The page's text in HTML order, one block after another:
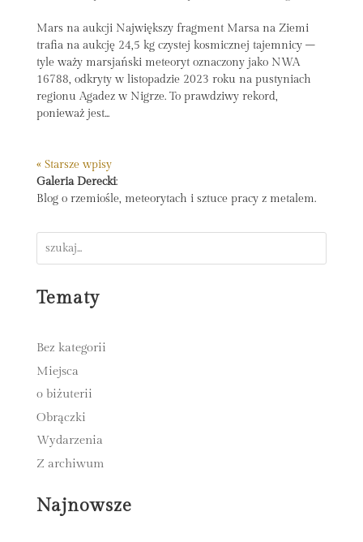
Mars na aukcji Największy fragment Marsa na Ziemi
trafia na aukcję 24,5 kg czystej kosmicznej tajemnicy –
tyle waży marsjański meteoryt oznaczony jako NWA
16788, odkryty w listopadzie 2023 roku na pustyniach
regionu Agadez w Nigrze. To prawdziwy rekord,
ponieważ jest...
« Starsze wpisy
Galeria Derecki:
Blog o rzemiośle, meteorytach i sztuce pracy z metalem.
Tematy
Bez kategorii
Miejsca
o biżuterii
Obrączki
Wydarzenia
Z archiwum
Najnowsze